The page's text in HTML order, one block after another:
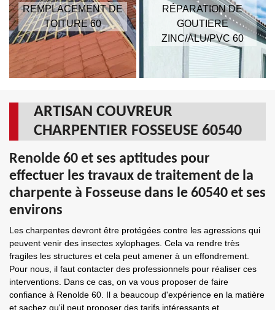
REMPLACEMENT DE
TOITURE 60
RÉPARATION DE
GOUTIERE
ZINC/ALU/PVC 60
ARTISAN COUVREUR
CHARPENTIER FOSSEUSE 60540
Renolde 60 et ses aptitudes pour
effectuer les travaux de traitement de la
charpente à Fosseuse dans le 60540 et ses
environs
Les charpentes devront être protégées contre les agressions qui
peuvent venir des insectes xylophages. Cela va rendre très
fragiles les structures et cela peut amener à un effondrement.
Pour nous, il faut contacter des professionnels pour réaliser ces
interventions. Dans ce cas, on va vous proposer de faire
confiance à Renolde 60. Il a beaucoup d'expérience en la matière
et sachez qu'il peut proposer des tarifs intéressants et